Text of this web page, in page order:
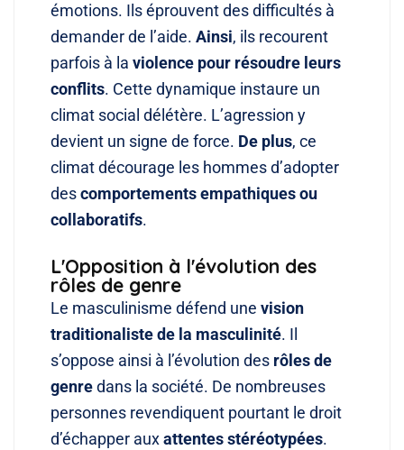
émotions. Ils éprouvent des difficultés à
demander de l’aide. Ainsi, ils recourent
parfois à la violence pour résoudre leurs
conflits. Cette dynamique instaure un
climat social délétère. L’agression y
devient un signe de force. De plus, ce
climat décourage les hommes d’adopter
descomportements empathiques ou
collaboratifs.
L'Opposition à l'évolution des
rôles de genre
Le masculinisme défend une vision
traditionaliste de la masculinité. Il
s’oppose ainsi à l’évolution des rôles de
genredans la société. De nombreuses
personnes revendiquent pourtant le droit
d’échapper auxattentes stéréotypées.